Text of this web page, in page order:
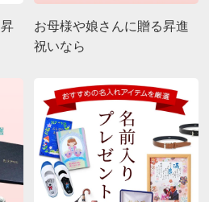
お母様や娘さんに贈る昇進
祝いなら